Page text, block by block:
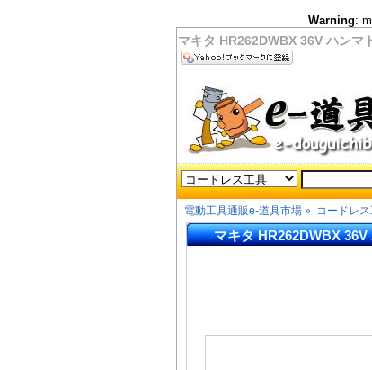
Warning:
マキタ HR262DWBX 36V ハンマ
電動工具通販e-道具市場 » コードレ
マキタ HR262DWBX 36V